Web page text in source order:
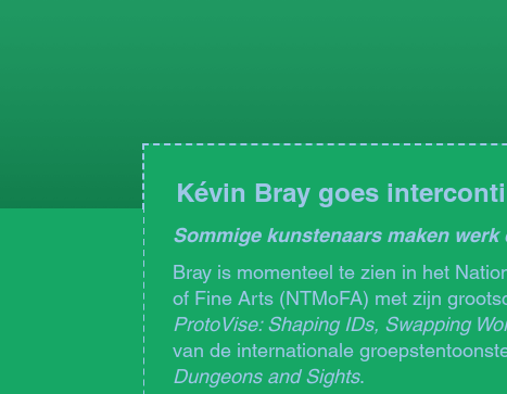
Kévin Bray goes
Sommige kunstenaars maken
Bray is momenteel te zien in het
of Fine Arts (NTMoFA) met zijn
ProtoVise: Shaping IDs, Swapping
van de internationale
Dungeons and Sights.